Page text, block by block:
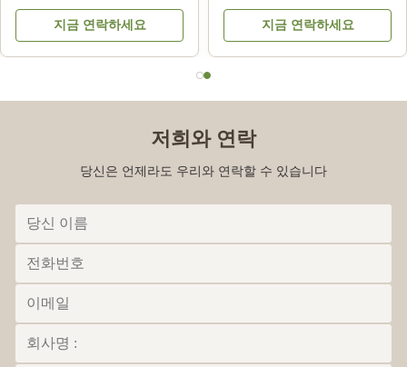
위한 분유 제조들에 글레
이즈를 바르는 LG220 멜
지금 연락하세요
원료 분말을 본뜨는 멜라
민 화학지금 연락하세요
저희와 연락
당신은 언제라도 우리와 연락할 수 있습니다